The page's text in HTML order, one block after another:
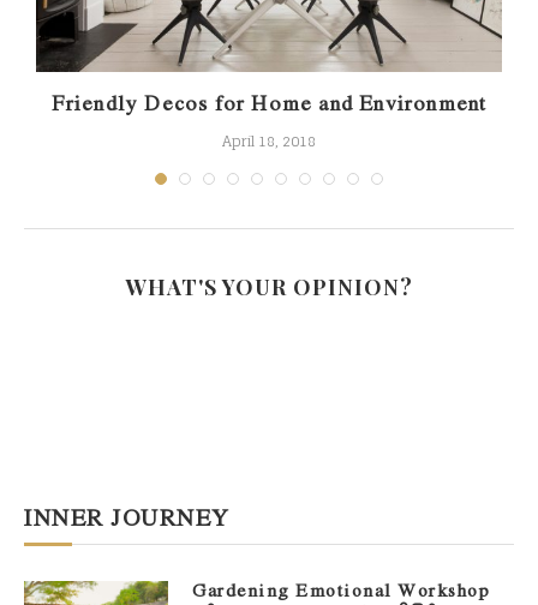
Friendly Decos for Home and Environment
April 18, 2018
WHAT'S YOUR OPINION?
INNER JOURNEY
Gardening Emotional Workshop